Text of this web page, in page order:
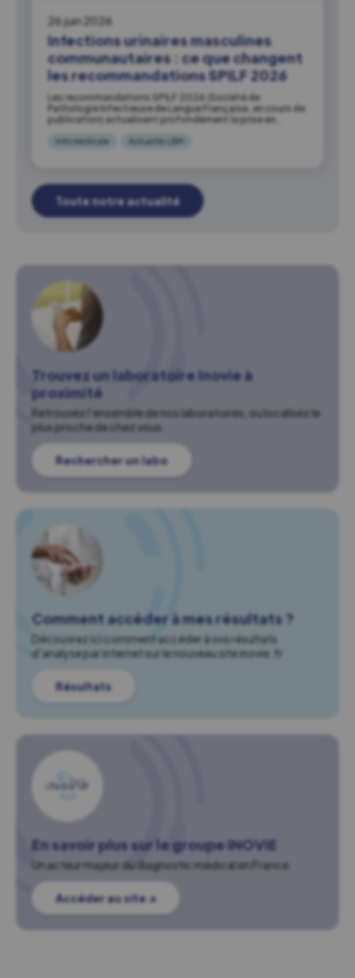
26 juin 2026
Infections urinaires masculines
communautaires : ce que changent
les recommandations SPILF 2026
Les recommandations SPILF 2026 (Société de
Pathologie Infectieuse de Langue Française, en cours de
publication) actualisent profondément la prise en…
Info médicale Actualité LBM
Toute notre actualité
Trouvez un laboratoire Inovie à
proximité
Retrouvez l'ensemble de nos laboratoires, ou localisez le
plus proche de chez vous.
Rechercher un labo
Comment accéder à mes résultats ?
Découvrez ici comment accéder à vos résultats
d'analyse par internet sur le nouveau site inovie.fr
Résultats
En savoir plus sur le groupe INOVIE
Un acteur majeur du diagnostic médical en France.
Accéder au site ↗